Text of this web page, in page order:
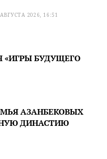
2026, 16:51
БУДУЩЕГО
АЗАНБЕКОВЫХ
ДИНАСТИЮ